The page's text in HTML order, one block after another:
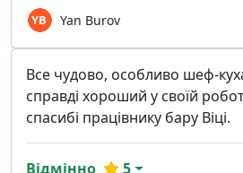
Yan Burov
Все чудово, особливо шеф-
справді хороший у своїй
спасибі працівнику бару Віці.
Відмінно 5